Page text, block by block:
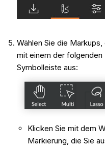
Wählen Sie die
mit einem der
Symbolleiste aus:
Klicken Sie mit dem
Markierung, die Sie